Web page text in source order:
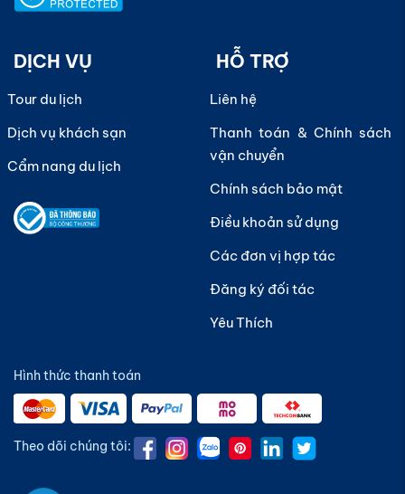
DỊCH VỤ
Tour du lịch
Dịch vụ khách sạn
Cẩm nang du lịch
HỖ TRỢ
Liên hệ
Thanh toán & Chính sách
vận chuyển
Chính sách bảo mật
Điều khoản sử dụng
Các đơn vị hợp tác
Đăng ký đối tác
Yêu Thích
Hình thức thanh toán
Theo dõi chúng tôi: